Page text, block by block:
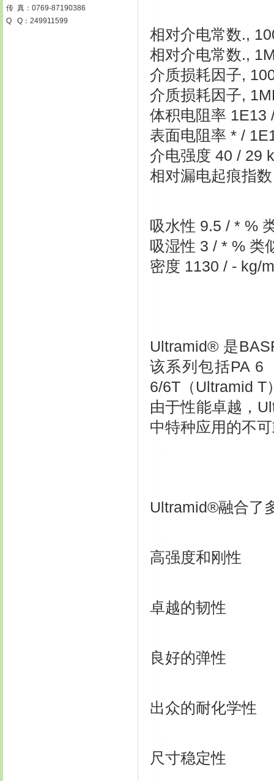
传 真：0769-87190386
Q Q：249911599
相对介电常数.,
相对介电常数.,
介质损耗因子,
介质损耗因子,
体积电阻率 1E13
表面电阻率 * /
介电强度 40 / 29
相对漏电起痕指
吸水性 9.5 / * %
吸湿性 3 / * % 类
密度 1130 / - kg/
Ultramid® 是
该系列包括PA 6
6/6T（Ultramid T
由于性能卓越，
中特种应用的不
Ultramid®融合了
高强度和刚性
卓越的韧性
良好的弹性
出众的耐化学性
尺寸稳定性